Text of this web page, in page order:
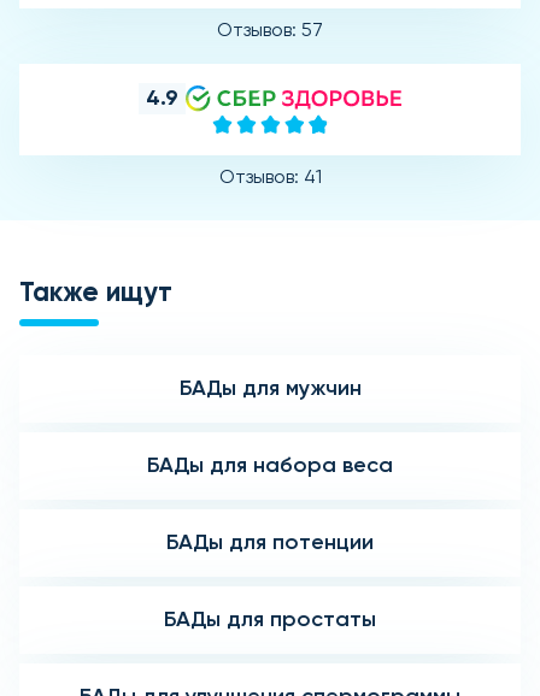
Отзывов: 57
4.9
Отзывов: 41
Также ищут
БАДы для мужчин
БАДы для набора веса
БАДы для потенции
БАДы для простаты